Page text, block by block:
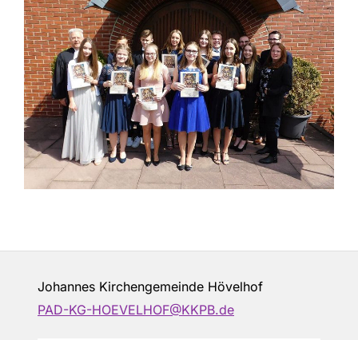
Johannes Kirchengemeinde Hövelhof
PAD-KG-HOEVELHOF@KKPB.de